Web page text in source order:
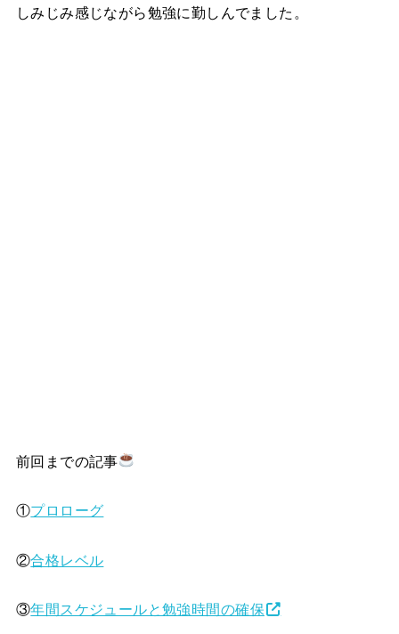
しみじみ感じながら勉強に勤しんでました。
前回までの記事
①プロローグ
②合格レベル
③年間スケジュールと勉強時間の確保